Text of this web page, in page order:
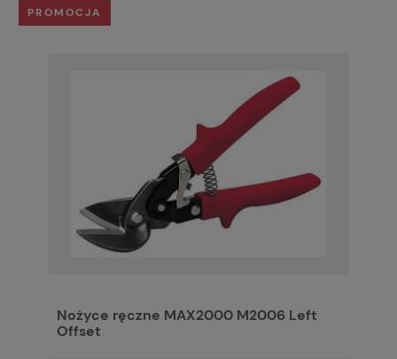
Nożyce ręczne MAX2000 M2006 Left
Offset
PROMOCJA